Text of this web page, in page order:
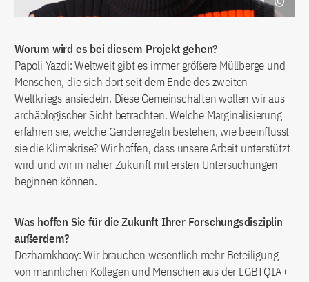
Worum wird es bei diesem Projekt gehen?
Papoli Yazdi: Weltweit gibt es immer größere Müllberge und
Menschen, die sich dort seit dem Ende des zweiten
Weltkriegs ansiedeln. Diese Gemeinschaften wollen wir aus
archäologischer Sicht betrachten. Welche Marginalisierung
erfahren sie, welche Genderregeln bestehen, wie beeinflusst
sie die Klimakrise? Wir hoffen, dass unsere Arbeit unterstützt
wird und wir in naher Zukunft mit ersten Untersuchungen
beginnen können.
Was hoffen Sie für die Zukunft Ihrer Forschungsdisziplin
außerdem?
Dezhamkhooy: Wir brauchen wesentlich mehr Beteiligung
von männlichen Kollegen und Menschen aus der LGBTQIA+-